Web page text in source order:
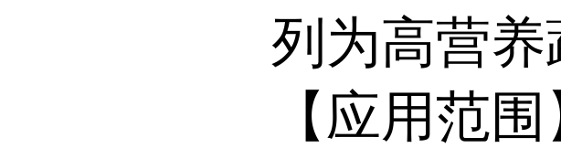
列为高营养
【应用范